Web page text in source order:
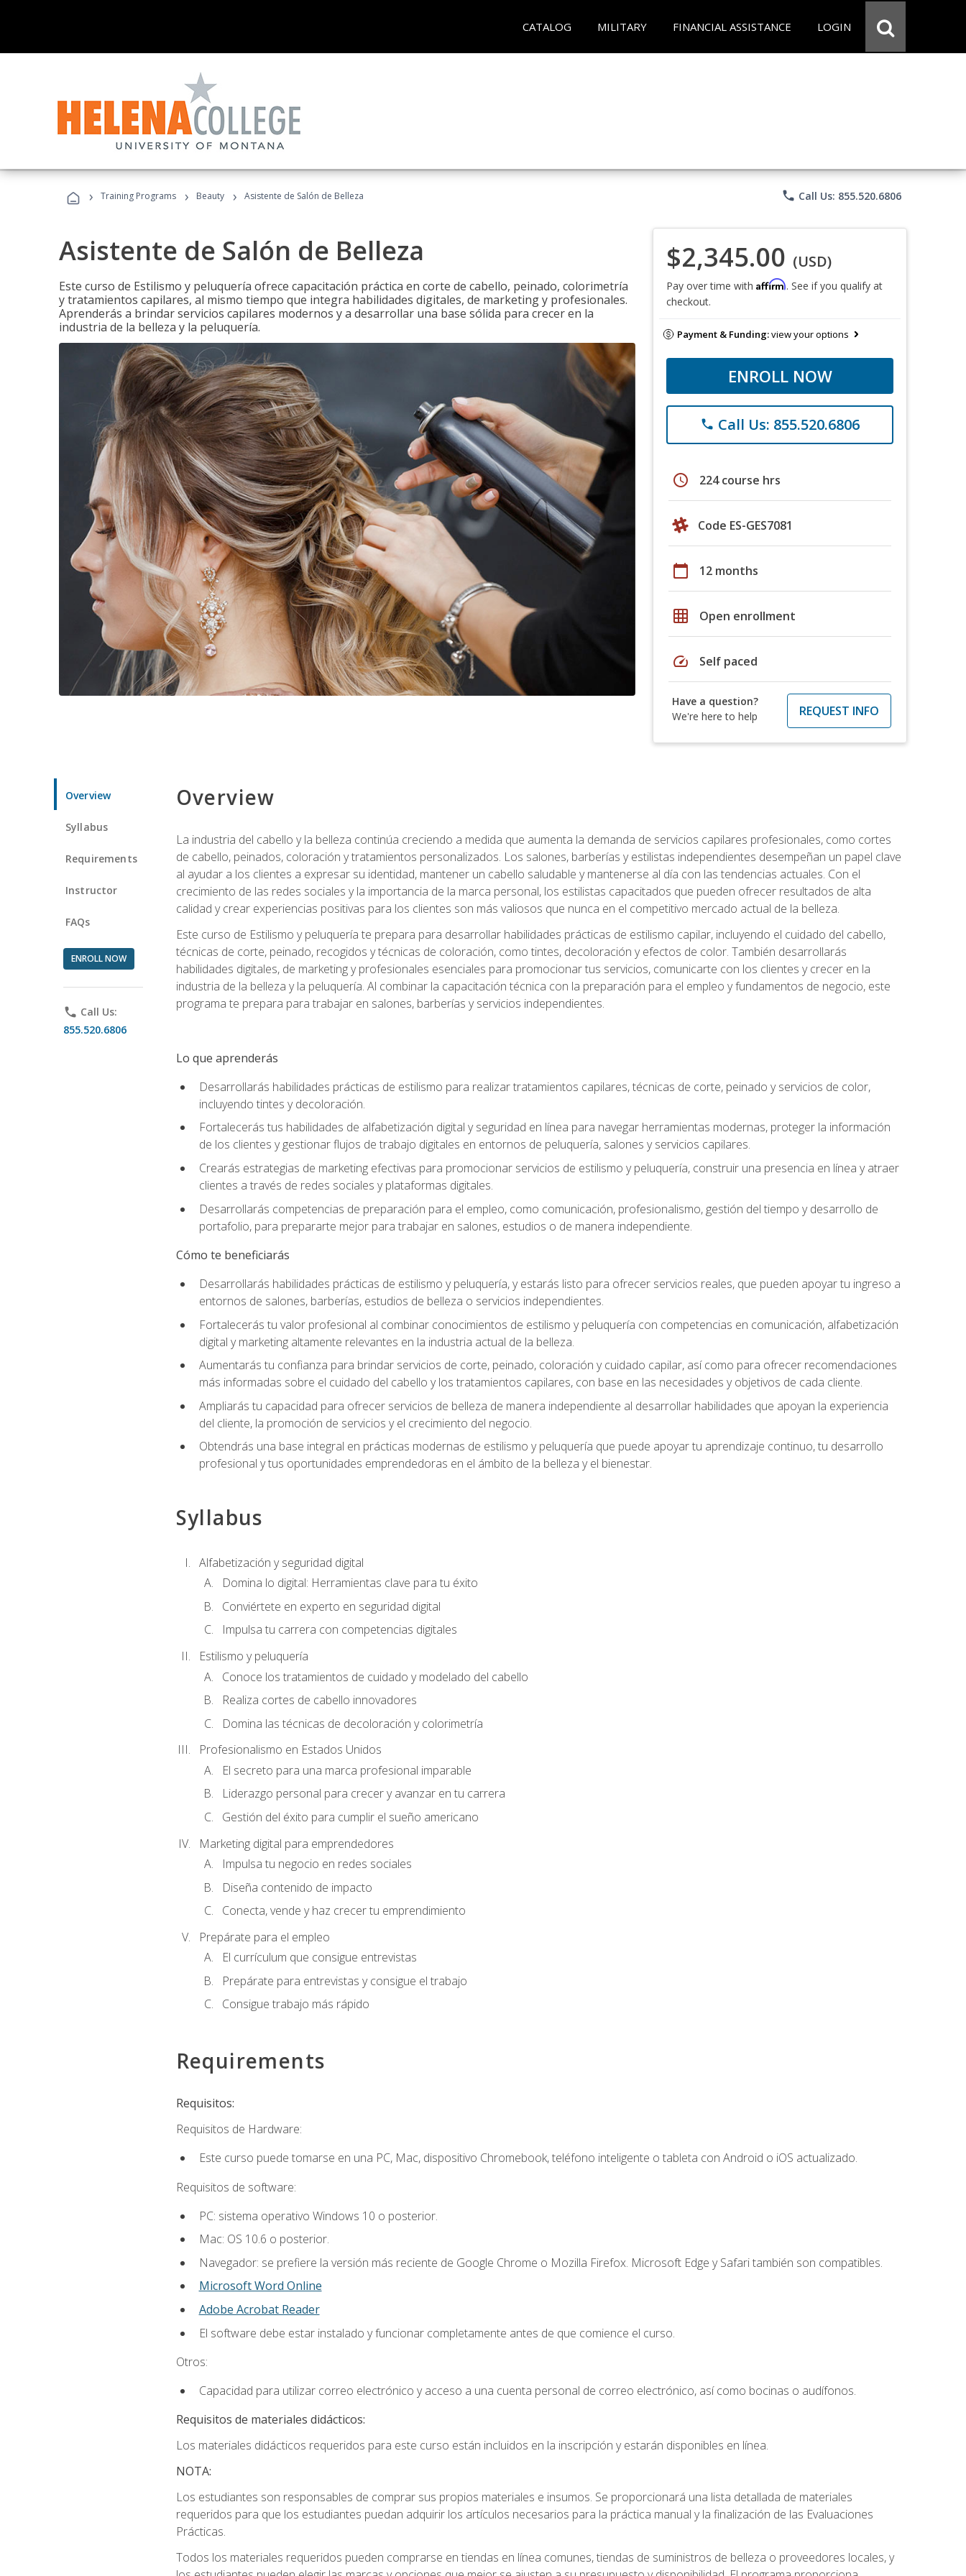
CATALOG MILITARY FINANCIAL ASSISTANCE LOGIN
› Training Programs › Beauty › Asistente de Salón de Belleza phone Call Us: 855.520.6806
Asistente de Salón de Belleza
Este curso de Estilismo y peluquería ofrece capacitación práctica en corte de cabello, peinado, colorimetría
y tratamientos capilares, al mismo tiempo que integra habilidades digitales, de marketing y profesionales.
Aprenderás a brindar servicios capilares modernos y a desarrollar una base sólida para crecer en la
industria de la belleza y la peluquería.
$2,345.00 (USD)
Pay over time with Affirm. See if you qualify at
checkout.
Payment & Funding:view your options
ENROLL NOW
phone Call Us: 855.520.6806
schedule 224 course hrs
Code ES-GES7081
calendar_today 12 months
grid_on Open enrollment
speed Self paced
Have a question?
We're here to help
REQUEST INFO
Overview
Syllabus
Requirements
Instructor
FAQs
ENROLL NOW
phone Call Us:
855.520.6806
Overview
La industria del cabello y la belleza continúa creciendo a medida que aumenta la demanda de servicios capilares profesionales, como cortes
de cabello, peinados, coloración y tratamientos personalizados. Los salones, barberías y estilistas independientes desempeñan un papel clave
al ayudar a los clientes a expresar su identidad, mantener un cabello saludable y mantenerse al día con las tendencias actuales. Con el
crecimiento de las redes sociales y la importancia de la marca personal, los estilistas capacitados que pueden ofrecer resultados de alta
calidad y crear experiencias positivas para los clientes son más valiosos que nunca en el competitivo mercado actual de la belleza.
Este curso de Estilismo y peluquería te prepara para desarrollar habilidades prácticas de estilismo capilar, incluyendo el cuidado del cabello,
técnicas de corte, peinado, recogidos y técnicas de coloración, como tintes, decoloración y efectos de color. También desarrollarás
habilidades digitales, de marketing y profesionales esenciales para promocionar tus servicios, comunicarte con los clientes y crecer en la
industria de la belleza y la peluquería. Al combinar la capacitación técnica con la preparación para el empleo y fundamentos de negocio, este
programa te prepara para trabajar en salones, barberías y servicios independientes.
Lo que aprenderás
Desarrollarás habilidades prácticas de estilismo para realizar tratamientos capilares, técnicas de corte, peinado y servicios de color,
incluyendo tintes y decoloración.
Fortalecerás tus habilidades de alfabetización digital y seguridad en línea para navegar herramientas modernas, proteger la información
de los clientes y gestionar flujos de trabajo digitales en entornos de peluquería, salones y servicios capilares.
Crearás estrategias de marketing efectivas para promocionar servicios de estilismo y peluquería, construir una presencia en línea y atraer
clientes a través de redes sociales y plataformas digitales.
Desarrollarás competencias de preparación para el empleo, como comunicación, profesionalismo, gestión del tiempo y desarrollo de
portafolio, para prepararte mejor para trabajar en salones, estudios o de manera independiente.
Cómo te beneficiarás
Desarrollarás habilidades prácticas de estilismo y peluquería, y estarás listo para ofrecer servicios reales, que pueden apoyar tu ingreso a
entornos de salones, barberías, estudios de belleza o servicios independientes.
Fortalecerás tu valor profesional al combinar conocimientos de estilismo y peluquería con competencias en comunicación, alfabetización
digital y marketing altamente relevantes en la industria actual de la belleza.
Aumentarás tu confianza para brindar servicios de corte, peinado, coloración y cuidado capilar, así como para ofrecer recomendaciones
más informadas sobre el cuidado del cabello y los tratamientos capilares, con base en las necesidades y objetivos de cada cliente.
Ampliarás tu capacidad para ofrecer servicios de belleza de manera independiente al desarrollar habilidades que apoyan la experiencia
del cliente, la promoción de servicios y el crecimiento del negocio.
Obtendrás una base integral en prácticas modernas de estilismo y peluquería que puede apoyar tu aprendizaje continuo, tu desarrollo
profesional y tus oportunidades emprendedoras en el ámbito de la belleza y el bienestar.
Syllabus
Alfabetización y seguridad digital
Domina lo digital: Herramientas clave para tu éxito
Conviértete en experto en seguridad digital
Impulsa tu carrera con competencias digitales
Estilismo y peluquería
Conoce los tratamientos de cuidado y modelado del cabello
Realiza cortes de cabello innovadores
Domina las técnicas de decoloración y colorimetría
Profesionalismo en Estados Unidos
El secreto para una marca profesional imparable
Liderazgo personal para crecer y avanzar en tu carrera
Gestión del éxito para cumplir el sueño americano
Marketing digital para emprendedores
Impulsa tu negocio en redes sociales
Diseña contenido de impacto
Conecta, vende y haz crecer tu emprendimiento
Prepárate para el empleo
El currículum que consigue entrevistas
Prepárate para entrevistas y consigue el trabajo
Consigue trabajo más rápido
Requirements
Requisitos:
Requisitos de Hardware:
Este curso puede tomarse en una PC, Mac, dispositivo Chromebook, teléfono inteligente o tableta con Android o iOS actualizado.
Requisitos de software:
PC: sistema operativo Windows 10 o posterior.
Mac: OS 10.6 o posterior.
Navegador: se prefiere la versión más reciente de Google Chrome o Mozilla Firefox. Microsoft Edge y Safari también son compatibles.
Microsoft Word Online
Adobe Acrobat Reader
El software debe estar instalado y funcionar completamente antes de que comience el curso.
Otros:
Capacidad para utilizar correo electrónico y acceso a una cuenta personal de correo electrónico, así como bocinas o audífonos.
Requisitos de materiales didácticos:
Los materiales didácticos requeridos para este curso están incluidos en la inscripción y estarán disponibles en línea.
NOTA:
Los estudiantes son responsables de comprar sus propios materiales e insumos. Se proporcionará una lista detallada de materiales
requeridos para que los estudiantes puedan adquirir los artículos necesarios para la práctica manual y la finalización de las Evaluaciones
Prácticas.
Todos los materiales requeridos pueden comprarse en tiendas en línea comunes, tiendas de suministros de belleza o proveedores locales, y